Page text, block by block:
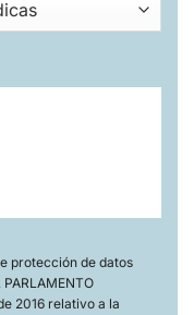
protección de datos
2016 relativo a la